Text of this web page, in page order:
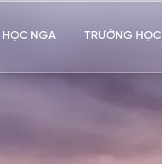
HỌC NGA TRƯỜNG HỌC